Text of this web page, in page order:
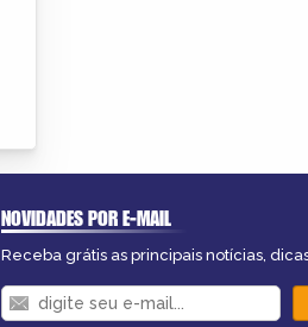
NOVIDADES POR E-MAIL
Receba grátis as principais notícias,